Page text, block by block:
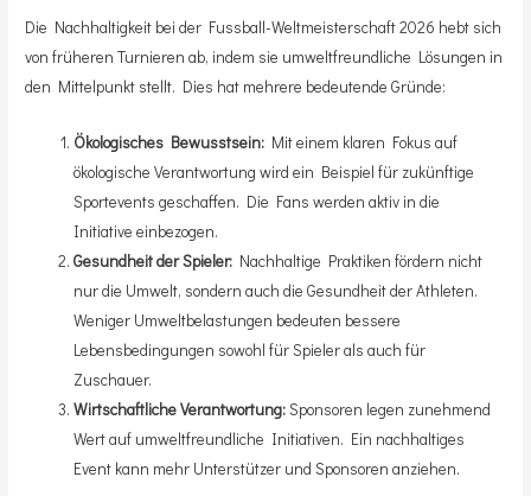
Die Nachhaltigkeit bei der Fussball-Weltmeisterschaft 2026 hebt sich
von früheren Turnieren ab, indem sie umweltfreundliche Lösungen in
den Mittelpunkt stellt. Dies hat mehrere bedeutende Gründe:
Ökologisches Bewusstsein: Mit einem klaren Fokus auf
ökologische Verantwortung wird ein Beispiel für zukünftige
Sportevents geschaffen. Die Fans werden aktiv in die
Initiative einbezogen.
Gesundheit der Spieler: Nachhaltige Praktiken fördern nicht
nur die Umwelt, sondern auch die Gesundheit der Athleten.
Weniger Umweltbelastungen bedeuten bessere
Lebensbedingungen sowohl für Spieler als auch für
Zuschauer.
Wirtschaftliche Verantwortung:Sponsoren legen zunehmend
Wert auf umweltfreundliche Initiativen. Ein nachhaltiges
Event kann mehr Unterstützer und Sponsoren anziehen.